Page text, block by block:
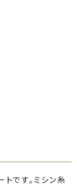
です。ミシン糸